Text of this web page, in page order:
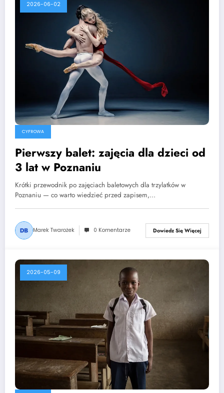
2026-06-02
CYFROWA
Pierwszy balet: zajęcia dla dzieci od
3 lat w Poznaniu
Krótki przewodnik po zajęciach baletowych dla trzylatków w
Poznaniu — co warto wiedzieć przed zapisem,…
Marek Twarożek 0 Komentarze Dowiedz Się Więcej
2026-05-09